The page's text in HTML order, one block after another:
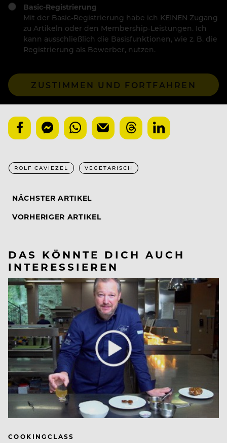
Basic-Registrierung
Mit der Basic-Registrierung habe ich KEINEN Zugang
zu Artikeln oder den Membership-Leistungen. Ich
kann ausschließlich die Basisfunktionen, wie z. B. die
Registrierung als Bewerber, nutzen.
ZUSTIMMEN UND FORTFAHREN
ROLF CAVIEZEL VEGETARISCH
NÄCHSTER ARTIKEL
VORHERIGER ARTIKEL
DAS KÖNNTE DICH AUCH
INTERESSIEREN
COOKINGCLASS